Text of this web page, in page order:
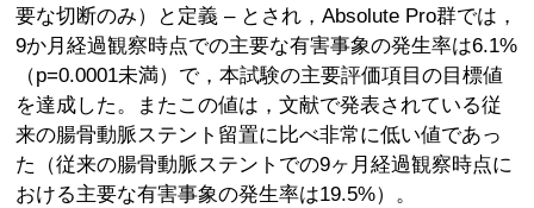
要な切断のみ）と定義 – とされ，Absolute Pro群では，
9か月経過観察時点での主要な有害事象の発生率は6.1%
（p=0.0001未満）で，本試験の主要評価項目の目標値
を達成した。またこの値は，文献で発表されている従
来の腸骨動脈ステント留置に比べ非常に低い値であっ
た（従来の腸骨動脈ステントでの9ヶ月経過観察時点に
おける主要な有害事象の発生率は19.5%）。